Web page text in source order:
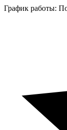
График работы: